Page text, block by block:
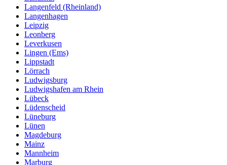
Langenfeld (Rheinland)
Langenhagen
Leipzig
Leonberg
Leverkusen
Lingen (Ems)
Lippstadt
Lörrach
Ludwigsburg
Ludwigshafen am Rhein
Lübeck
Lüdenscheid
Lüneburg
Lünen
Magdeburg
Mainz
Mannheim
Marburg